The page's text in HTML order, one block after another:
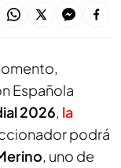
Española
2026, la
podrá
, uno de